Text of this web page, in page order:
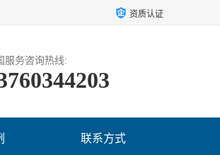
资质认证
服务咨询热线:
联系方式